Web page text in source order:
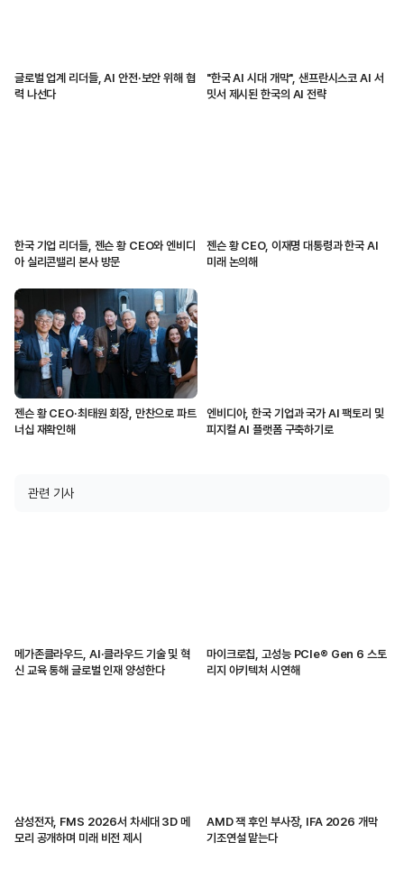
글로벌 업계 리더들, AI 안전·보안 위해 협
력 나선다
"한국 AI 시대 개막", 샌프란시스코 AI 서
밋서 제시된 한국의 AI 전략
한국 기업 리더들, 젠슨 황 CEO와 엔비디
아 실리콘밸리 본사 방문
젠슨 황 CEO, 이재명 대통령과 한국 AI
미래 논의해
젠슨 황 CEO·최태원 회장, 만찬으로 파트
너십 재확인해
엔비디아, 한국 기업과 국가 AI 팩토리 및
피지컬 AI 플랫폼 구축하기로
관련 기사
메가존클라우드, AI·클라우드 기술 및 혁
신 교육 통해 글로벌 인재 양성한다
마이크로칩, 고성능 PCIe® Gen 6 스토
리지 아키텍처 시연해
삼성전자, FMS 2026서 차세대 3D 메
모리 공개하며 미래 비전 제시
AMD 잭 후인 부사장, IFA 2026 개막
기조연설 맡는다